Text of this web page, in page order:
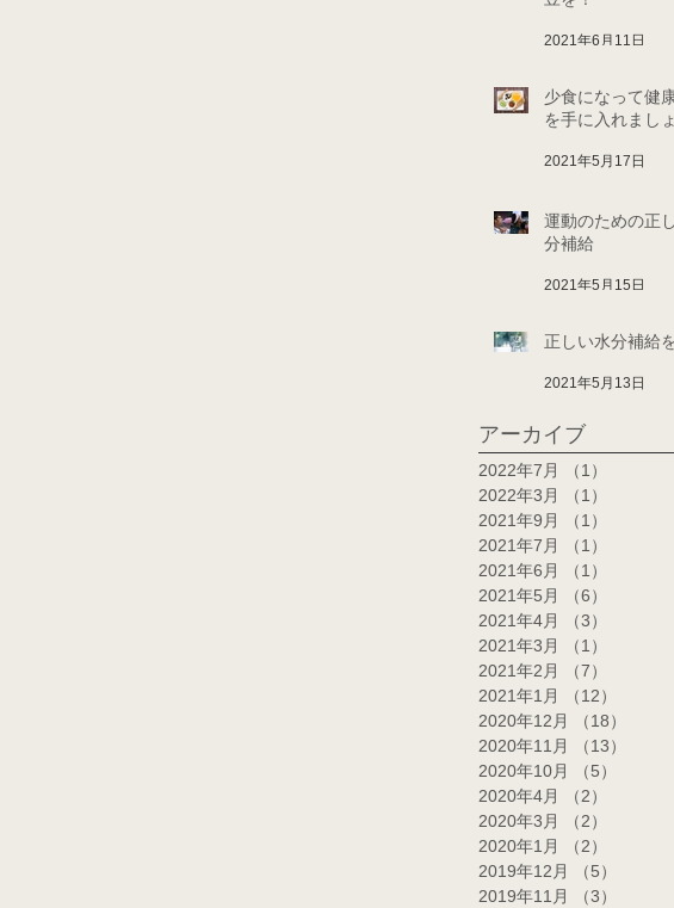
2021年6月11日
少食になって健康
を手に入れましょ
2021年5月17日
運動のための正し
分補給
2021年5月15日
正しい水分補給
2021年5月13日
アーカイブ
2022年7月 （1）
2022年3月
（1）
2021年9月
（1）
2021年7月
（1）
2021年6月
（1）
2021年5月
（6）
2021年4月
（3）
2021年3月
（1）
2021年2月
（7）
2021年1月
（12）
2020年12月
（18）
2020年11月
（13）
2020年10月
（5）
2020年4月
（2）
2020年3月
（2）
2020年1月
（2）
2019年12月
（5）
2019年11月
（3）